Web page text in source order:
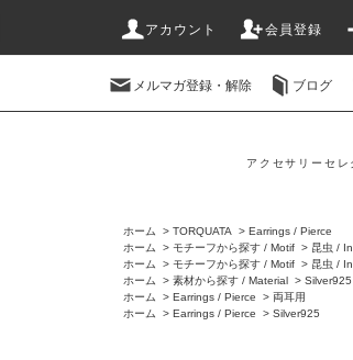
アカウント 会員登録
メルマガ登録・解除 ブログ
アクセサリーセ
ホーム > TORQUATA > Earrings / Pierce
ホーム
> モチーフから探す / Motif > 昆虫 /
ホーム
> モチーフから探す / Motif > 昆虫 /
ホーム
> 素材から探す / Material > Silver925
ホーム
> Earrings / Pierce > 両耳用
ホーム
> Earrings / Pierce > Silver925